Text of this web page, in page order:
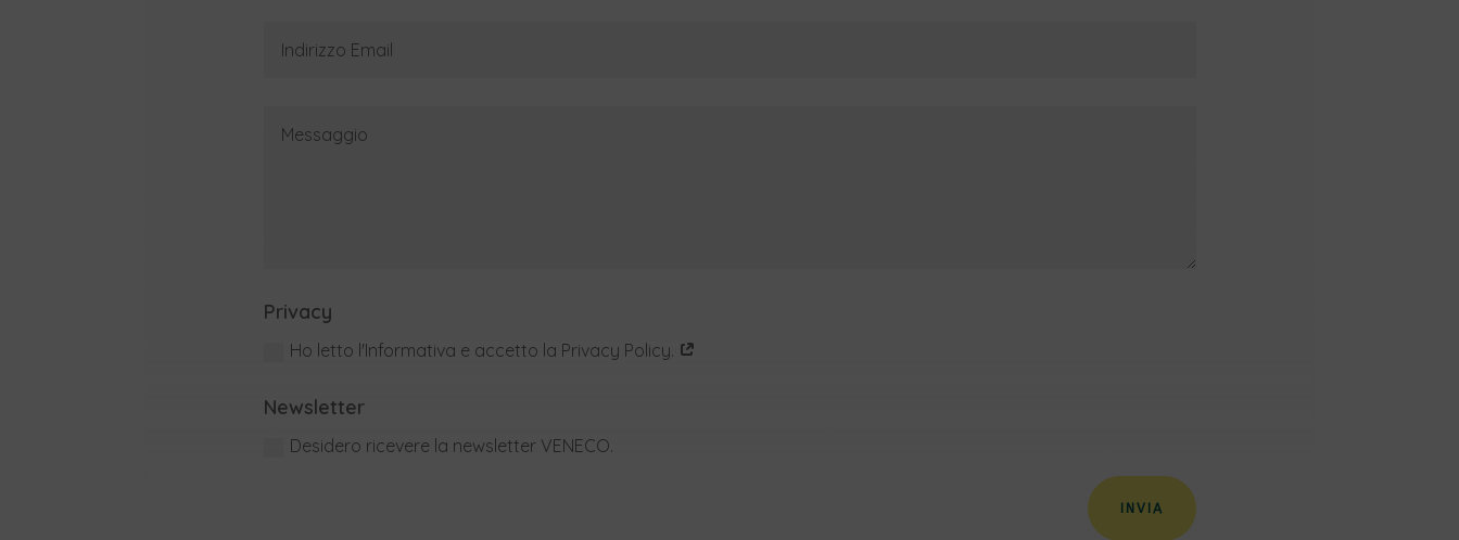
Privacy
Ho letto l'Informativa e accetto la Privacy Policy.
Newsletter
Desidero ricevere la newsletter VENECO.
INVIA